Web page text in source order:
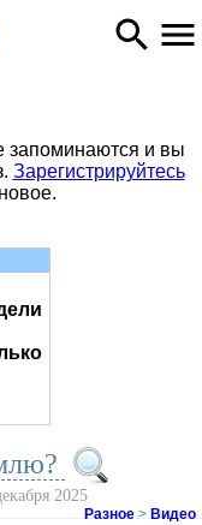
запоминаются и вы
Зарегистрируйтесь
2025
Разное > Видео